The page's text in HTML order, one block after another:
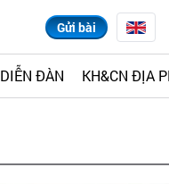
Gửi bài
DIỄN ĐÀN KH&CN ĐỊA